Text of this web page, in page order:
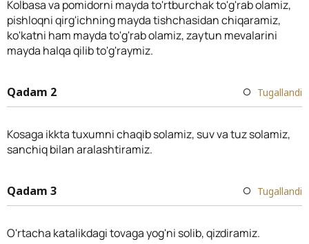
Kolbasa va pomidorni mayda to'rtburchak to'g'rab olamiz,
pishloqni qirg'ichning mayda tishchasidan chiqaramiz,
ko'katni ham mayda to'g'rab olamiz, zaytun mevalarini
mayda halqa qilib to'g'raymiz.
Qadam 2 Tugallandi
Kosaga ikkta tuxumni chaqib solamiz, suv va tuz solamiz,
sanchiq bilan aralashtiramiz.
Qadam 3 Tugallandi
O'rtacha katalikdagi tovaga yog'ni solib, qizdiramiz.